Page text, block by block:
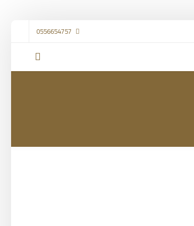
0556654757